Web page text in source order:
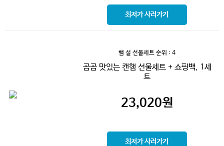
최저가 사러가기
햄 설 선물세트 순위 : 4
곰곰 맛있는 캔햄 선물세트 + 쇼핑백, 1세
트
23,020원
최저가 사러가기